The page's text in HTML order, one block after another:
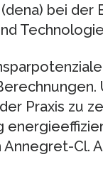
bei der
Praxis zu
Cl.